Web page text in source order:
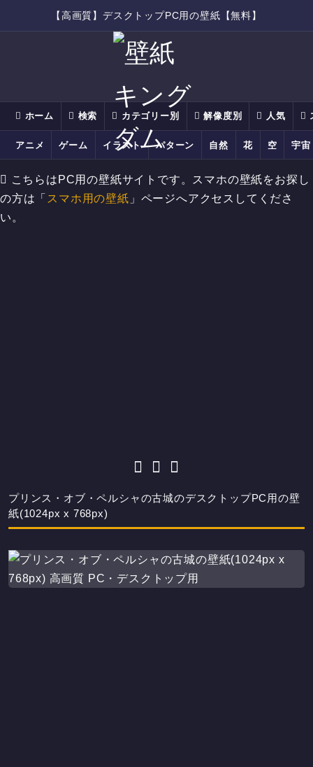
【高画質】デスクトップPC用の壁紙【無料】
ホーム 検索 カテゴリー別 解像度別 人気
アニメ ゲーム イラスト パターン 自然 花 空 宇宙
こちらはPC用の壁紙サイトです。スマホの壁紙をお探し
の方は「 スマホ用の壁紙 」ページへアクセスしてくださ
い。
プリンス・オブ・ペルシャの古城のデスクトップPC用の壁
紙(1024px x 768px)